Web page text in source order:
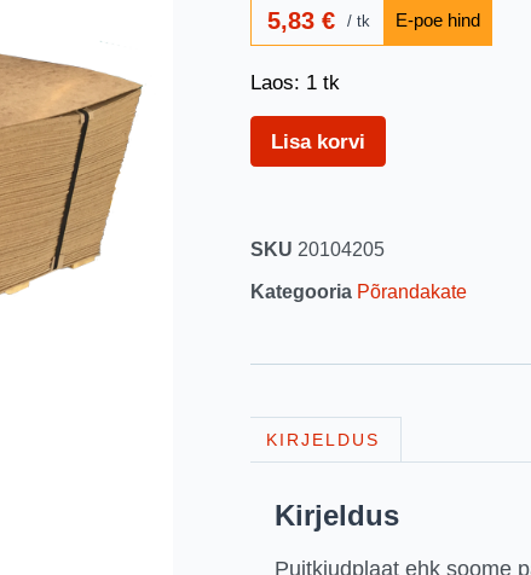
5,83€ tk
Laos: 1 tk
Lisa korvi
SKU 20104205
Kategooria Põrandakate
KIRJELDUS
Kirjeldus
Puitkiudplaat ehk soome